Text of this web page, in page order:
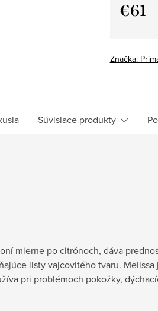
€61
Značka:
Súvisiace produkty
mierne po citrónoch, dáva
listy vajcovitého tvaru.
pri problémoch pokožky,